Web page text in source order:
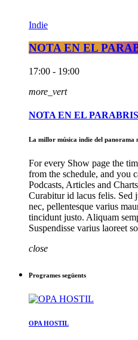
Indie
NOTA EN EL
17:00 - 19:00
more_vert
NOTA EN EL
La millor música indie del panorama
For every Show page the
from the schedule, and you
Podcasts, Articles and
Curabitur id lacus felis. Sed
nec, pellentesque varius
tincidunt justo. Aliquam
Suspendisse varius laoreet
close
Programes següents
OPA HOSTIL